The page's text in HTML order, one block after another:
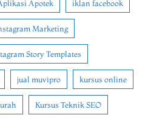
Apotek iklan facebook
Marketing
Story Templates
jual muvipro kursus online
Kursus Teknik SEO